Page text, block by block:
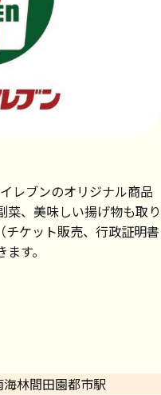
レブンのオリジナル商品
菜、美味しい揚げ物も取り
ケット販売、行政証明書
す。
林間田園都市駅